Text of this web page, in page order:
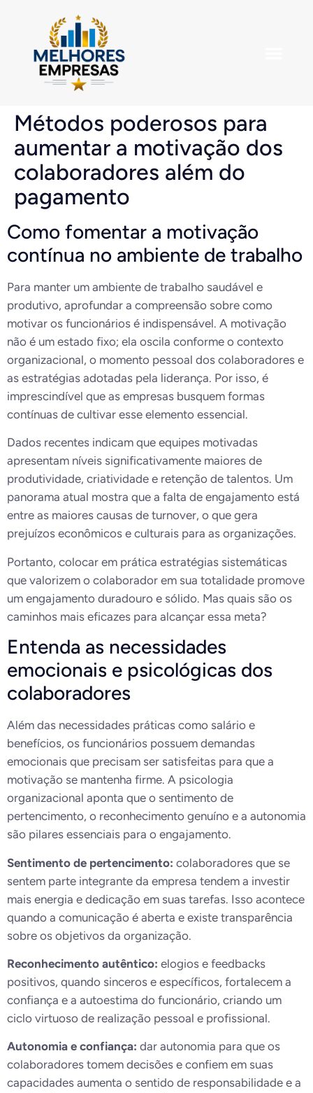
Métodos poderosos para
aumentar a motivação dos
colaboradores além do
pagamento
Como fomentar a motivação
contínua no ambiente de trabalho
Para manter um ambiente de trabalho saudável e
produtivo, aprofundar a compreensão sobre como
motivar os funcionários é indispensável. A motivação
não é um estado fixo; ela oscila conforme o contexto
organizacional, o momento pessoal dos colaboradores e
as estratégias adotadas pela liderança. Por isso, é
imprescindível que as empresas busquem formas
contínuas de cultivar esse elemento essencial.
Dados recentes indicam que equipes motivadas
apresentam níveis significativamente maiores de
produtividade, criatividade e retenção de talentos. Um
panorama atual mostra que a falta de engajamento está
entre as maiores causas de turnover, o que gera
prejuízos econômicos e culturais para as organizações.
Portanto, colocar em prática estratégias sistemáticas
que valorizem o colaborador em sua totalidade promove
um engajamento duradouro e sólido. Mas quais são os
caminhos mais eficazes para alcançar essa meta?
Entenda as necessidades
emocionais e psicológicas dos
colaboradores
Além das necessidades práticas como salário e
benefícios, os funcionários possuem demandas
emocionais que precisam ser satisfeitas para que a
motivação se mantenha firme. A psicologia
organizacional aponta que o sentimento de
pertencimento, o reconhecimento genuíno e a autonomia
são pilares essenciais para o engajamento.
Sentimento de pertencimento: colaboradores que se
sentem parte integrante da empresa tendem a investir
mais energia e dedicação em suas tarefas. Isso acontece
quando a comunicação é aberta e existe transparência
sobre os objetivos da organização.
Reconhecimento autêntico: elogios e feedbacks
positivos, quando sinceros e específicos, fortalecem a
confiança e a autoestima do funcionário, criando um
ciclo virtuoso de realização pessoal e profissional.
Autonomia e confiança: dar autonomia para que os
colaboradores tomem decisões e confiem em suas
capacidades aumenta o sentido de responsabilidade e a